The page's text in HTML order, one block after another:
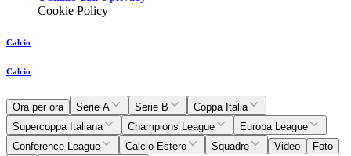
Cookie Policy
Calcio
Calcio
Ora per ora Serie A Serie B
Coppa Italia
Supercoppa Italiana
Champions League
Europa League
Conference League
Calcio Estero Squadre Video
Foto